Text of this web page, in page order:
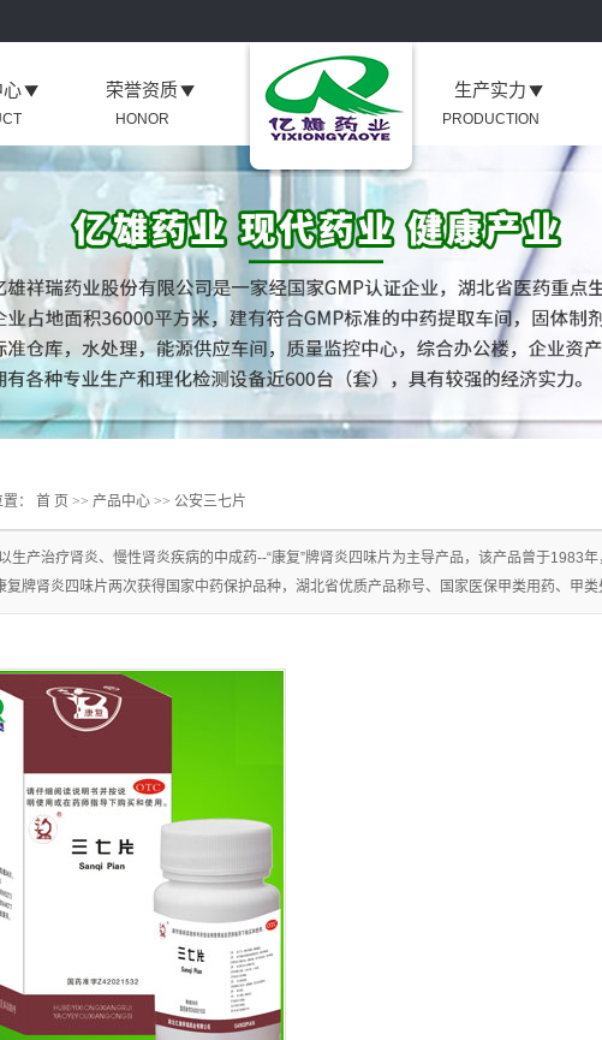
心
味片
片
片
片
参片
痛片
片
片
含片
檗碱片
分类 +
荣誉资质
HONOR
生产实力
PRODUCTION
： 首 页 >> 产品中心 >> 公安三七片
生产治疗肾炎、慢性肾炎疾病的中成药--“康复”牌肾炎四味片为主导产品，该产品曾于1983
复牌肾炎四味片两次获得国家中药保护品种，湖北省优质产品称号、国家医保甲类用药、甲